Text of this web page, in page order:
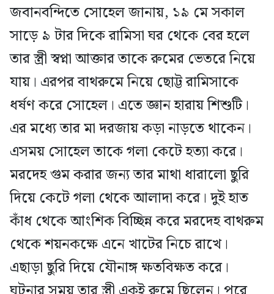
জবানবন্দিতে সোহেল জানায়, ১৯ মে সকাল
সাড়ে ৯ টার দিকে রামিসা ঘর থেকে বের হলে
তার স্ত্রী স্বপ্না আক্তার তাকে রুমের ভেতরে নিয়ে
যায়। এরপর বাথরুমে নিয়ে ছোট্ট রামিসাকে
ধর্ষণ করে সোহেল। এতে জ্ঞান হারায় শিশুটি।
এর মধ্যে তার মা দরজায় কড়া নাড়তে থাকেন।
এসময় সোহেল তাকে গলা কেটে হত্যা করে।
মরদেহ গুম করার জন্য তার মাথা ধারালো ছুরি
দিয়ে কেটে গলা থেকে আলাদা করে। দুই হাত
কাঁধ থেকে আংশিক বিচ্ছিন্ন করে মরদেহ বাথরুম
থেকে শয়নকক্ষে এনে খাটের নিচে রাখে।
এছাড়া ছুরি দিয়ে যৌনাঙ্গ ক্ষতবিক্ষত করে।